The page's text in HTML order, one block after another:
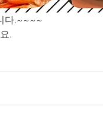
다.~~~~
.